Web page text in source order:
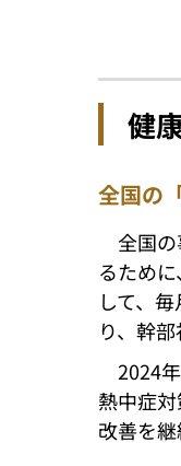
健
全国の
全国
るため
して、
り、幹
2024
熱中症
改善を継